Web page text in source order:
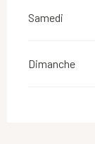
Samedi
Dimanche